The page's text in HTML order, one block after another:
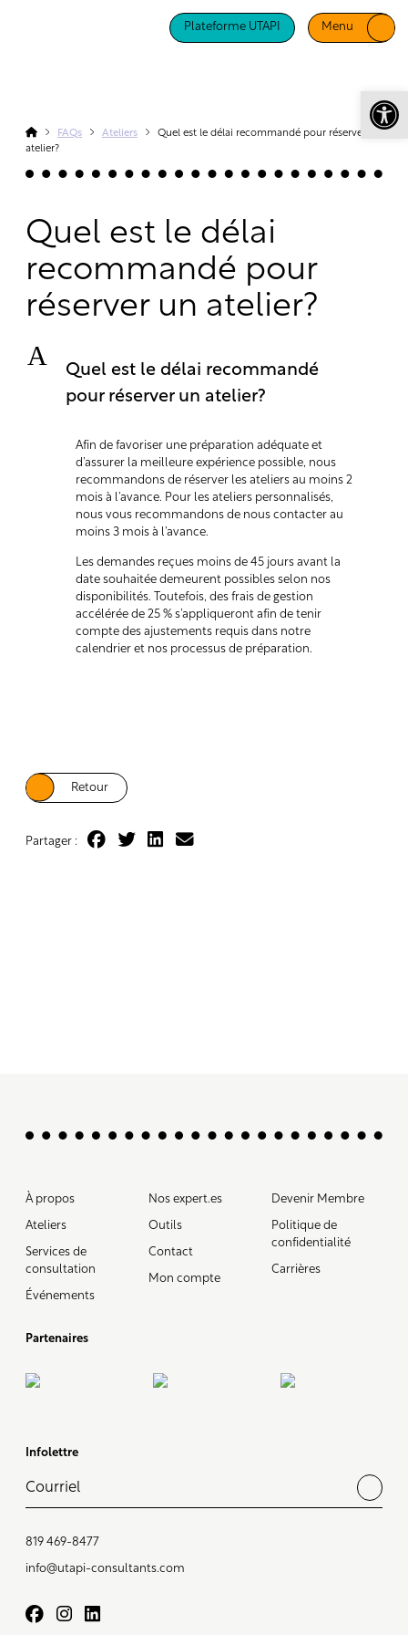
Plateforme UTAPI Menu
FAQs Ateliers
Quel est le délai recommandé pour réserver un
atelier?
Quel est le délai
recommandé pour
réserver un atelier?
A
Quel est le délai recommandé
pour réserver un atelier?
Afin de favoriser une préparation adéquate et
d’assurer la meilleure expérience possible, nous
recommandons de réserver les ateliers au moins 2
mois à l’avance. Pour les ateliers personnalisés,
nous vous recommandons de nous contacter au
moins 3 mois à l’avance.
Les demandes reçues moins de 45 jours avant la
date souhaitée demeurent possibles selon nos
disponibilités. Toutefois, des frais de gestion
accélérée de 25 % s’appliqueront afin de tenir
compte des ajustements requis dans notre
calendrier et nos processus de préparation.
Retour
Partager :
À propos
Ateliers
Services de
consultation
Événements
Nos expert.es
Outils
Contact
Mon compte
Devenir Membre
Politique de
confidentialité
Carrières
Partenaires
Infolettre
819 469-8477
info@utapi-consultants.com